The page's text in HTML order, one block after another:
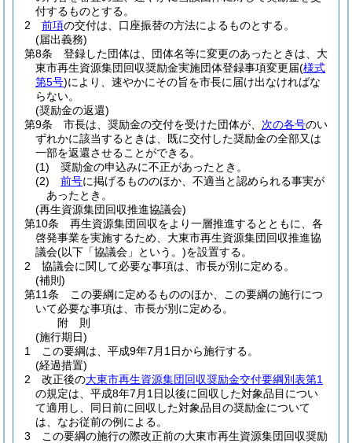
付するものとする。
2
前項の交付は、口座振替の方法によるものとする。
(届出義務)
第8条
登録した団体は、団体名等に変更のあったときは、大
東市再生資源集団回収奨励金実施団体登録事項変更届(様式
第5号)により、速やかにその旨を市長に届け出なければな
らない。
(奨励金の返還)
第9条
市長は、奨励金の交付を受けた団体が、 次の各号のい
ずれかに該当するときは、既に交付した奨励金の全部又は
一部を返還させることができる。
(1)
奨励金の申込みに不正があったとき。
(2)
前号に掲げるもののほか、不適当と認められる事実が
あったとき。
(再生資源集団回収推進協議会)
第10条
再生資源集団回収をより一層推進するとともに、各
啓発事業を実施するため、大東市再生資源集団回収推進協
議会(以下「協議会」という。)を設置する。
2
協議会に関して必要な事項は、市長が別に定める。
(補則)
第11条
この要綱に定めるもののほか、この要綱の施行につ
いて必要な事項は、市長が別に定める。
附 則
(施行期日)
1
この要綱は、平成9年7月1日から施行する。
(経過措置)
2
改正後の大東市再生資源集団回収奨励金交付要綱別表第1
の規定は、平成8年7月1日以後に回収した対象品目につい
て適用し、同日前に回収した対象品目の奨励金について
は、なお従前の例による。
3
この要綱の施行の際改正前の大東市再生資源集団回収奨励